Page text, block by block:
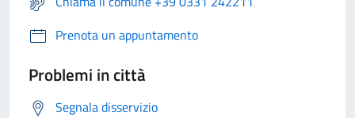
Prenota un appuntamento
Problemi in città
Segnala disservizio